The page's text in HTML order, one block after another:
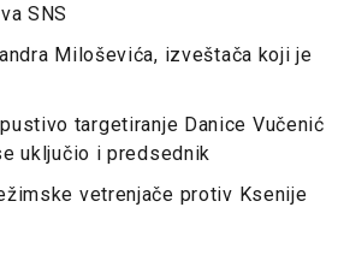
SNS
Miloševića, izveštača koji je
targetiranje Danice Vučenić
uključio i predsednik
vetrenjače protiv Ksenije